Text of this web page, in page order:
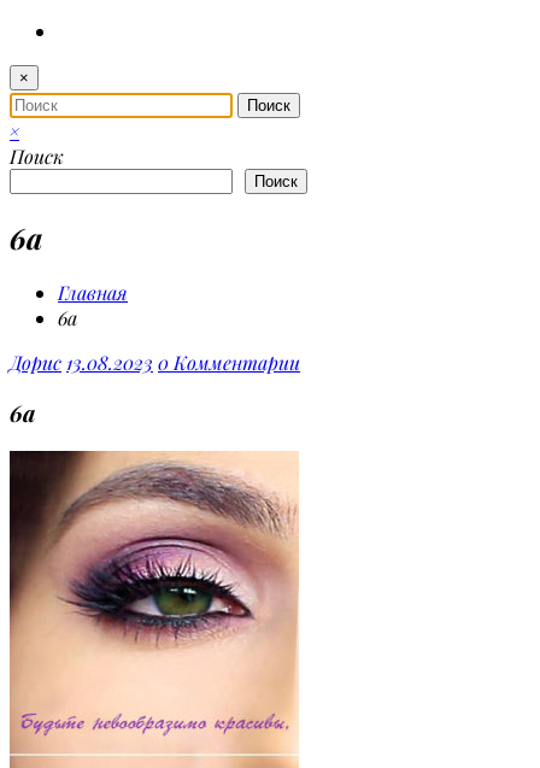
×
×
Поиск
Поиск
6а
Главная
6а
Дорис 13.08.2023 0 Комментарии
6а